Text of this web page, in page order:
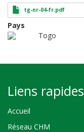
tg-nr-04-fr.pdf
Pays
Togo
Liens rapides
Accueil
Réseau CHM